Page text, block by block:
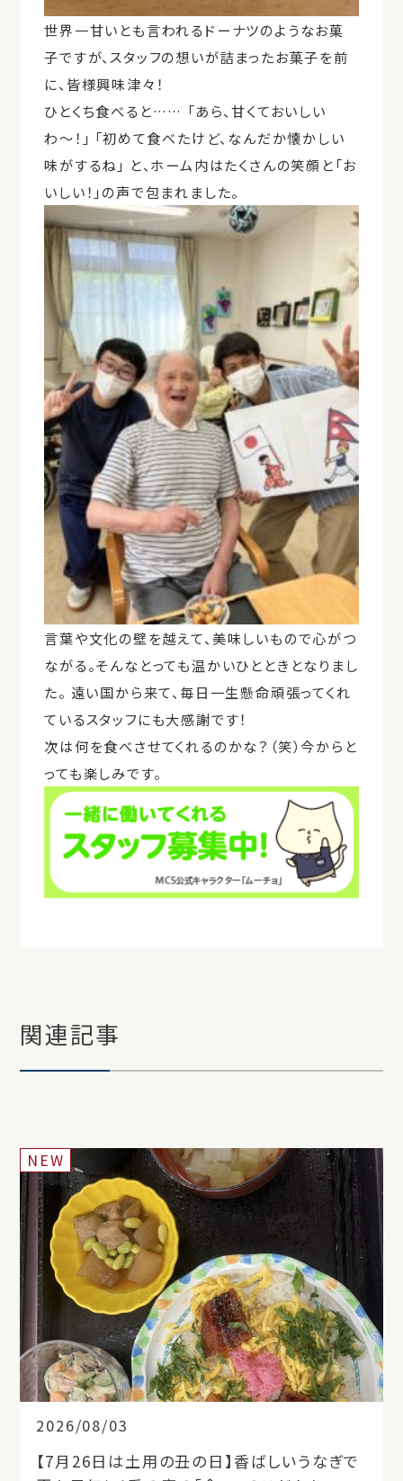
世界一甘いとも言われるドーナツのようなお菓
子ですが、スタッフの想いが詰まったお菓子を前
に、皆様興味津々！
ひとくち食べると…… 「あら、甘くておいしい
わ〜！」 「初めて食べたけど、なんだか懐かしい
味がするね」 と、ホーム内はたくさんの笑顔と「お
いしい！」の声で包まれました。
言葉や文化の壁を越えて、美味しいもので心がつ
ながる。そんなとっても温かいひとときとなりまし
た。 遠い国から来て、毎日一生懸命頑張ってくれ
ているスタッフにも大感謝です！
次は何を食べさせてくれるのかな？（笑）今からと
っても楽しみです。
関連記事
2026/08/03
NEW
【7月26日は土用の丑の日】香ばしいうなぎで